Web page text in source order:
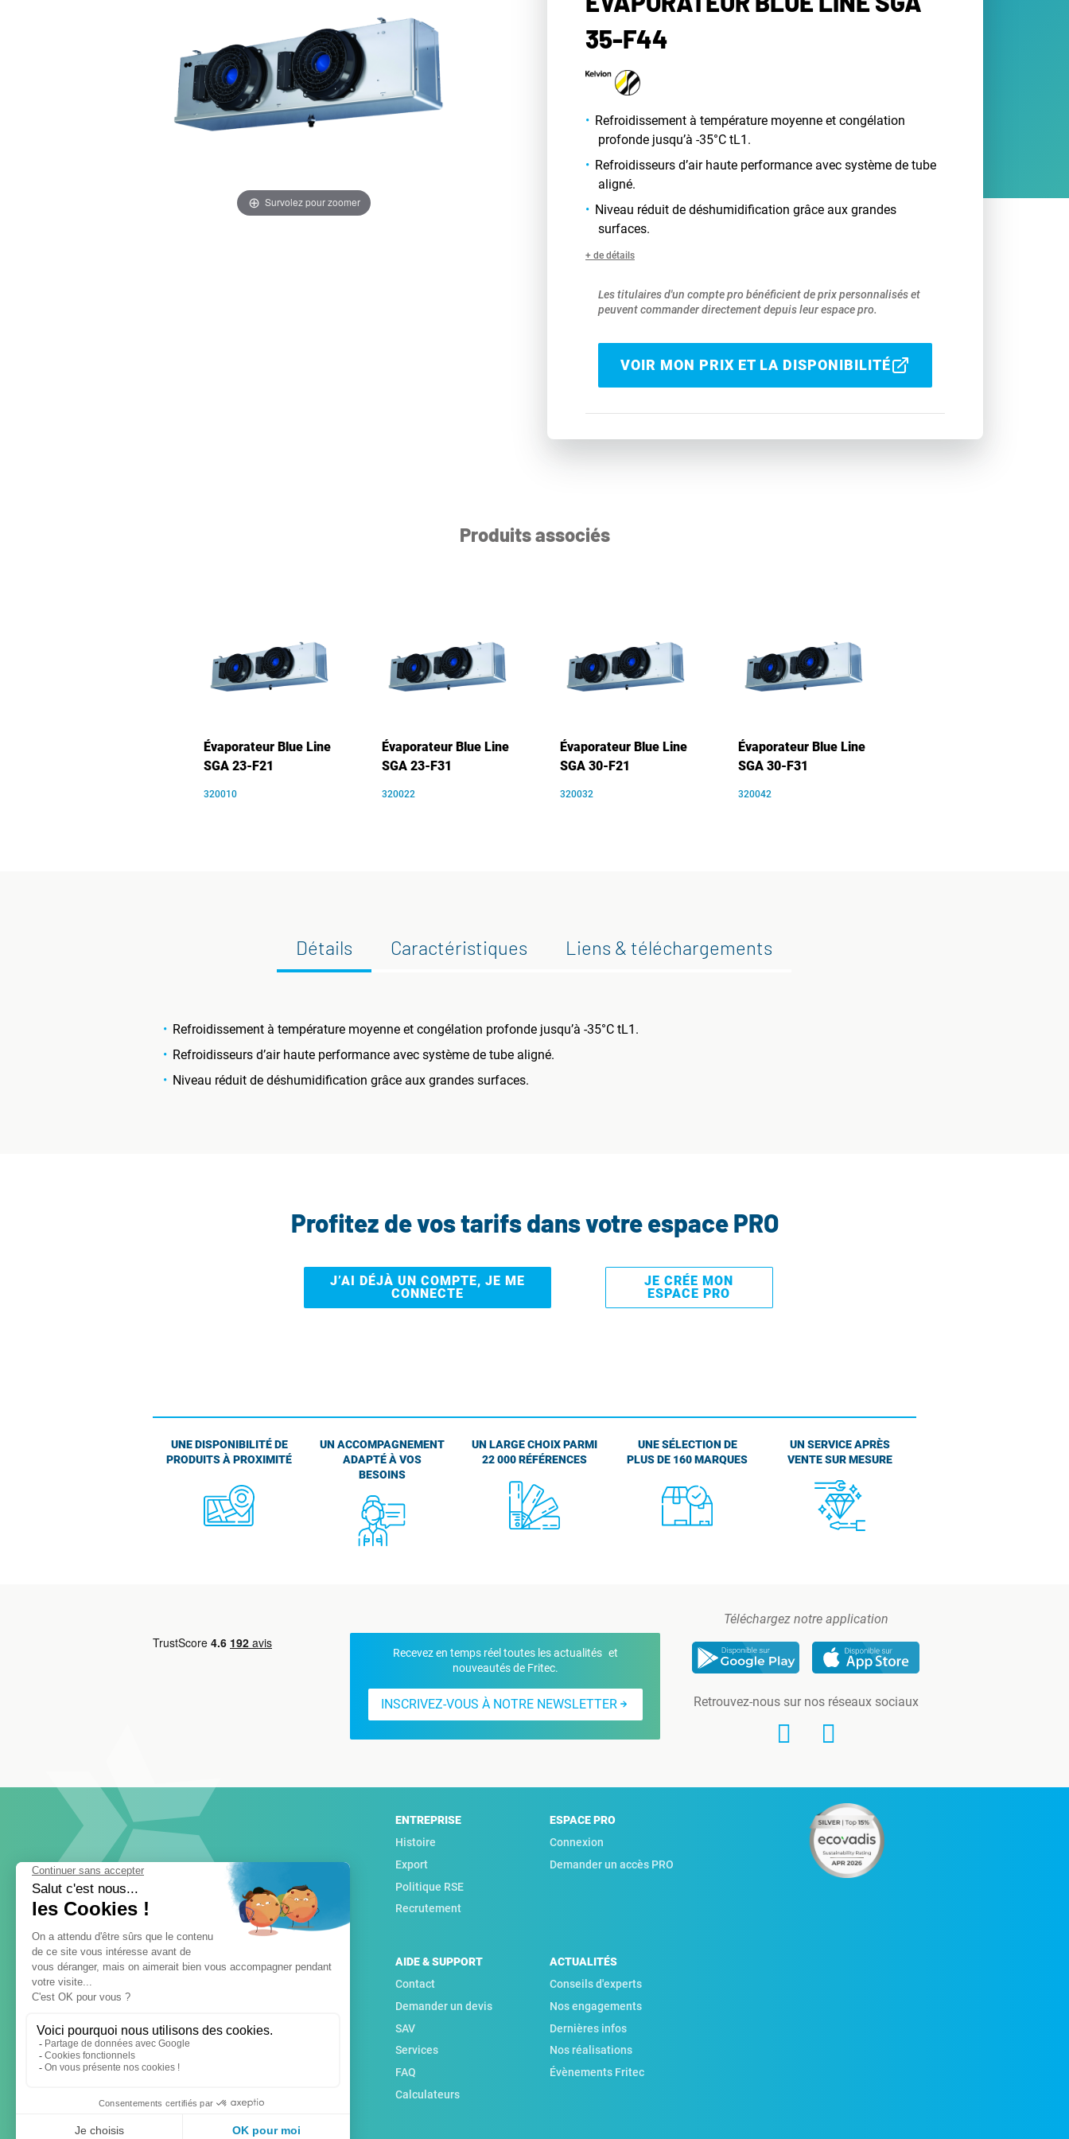
Survolez pour zoomer
35-F44
Refroidissement à température moyenne et congélation
profonde jusqu’à -35°C tL1.
Refroidisseurs d’air haute performance avec système de tube
aligné.
Niveau réduit de déshumidification grâce aux grandes
surfaces.
+ de détails
Les titulaires d'un compte pro bénéficient de prix personnalisés et
peuvent commander directement depuis leur espace pro.
VOIR MON PRIX ET LA DISPONIBILITÉ
Produits associés
Évaporateur Blue Line
SGA 23-F21
320010
Évaporateur Blue Line
SGA 23-F31
320022
Évaporateur Blue Line
SGA 30-F21
320032
Évaporateur Blue Line
SGA 30-F31
320042
Détails Caractéristiques Liens & téléchargements
Refroidissement à température moyenne et congélation profonde jusqu’à -35°C tL1.
Refroidisseurs d’air haute performance avec système de tube aligné.
Niveau réduit de déshumidification grâce aux grandes surfaces.
Profitez de vos tarifs dans votre espace PRO
J’AI DÉJÀ UN COMPTE, JE ME
CONNECTE
JE CRÉE MON
ESPACE PRO
UNE DISPONIBILITÉ DE
PRODUITS À PROXIMITÉ
UN ACCOMPAGNEMENT
ADAPTÉ À VOS
BESOINS
UN LARGE CHOIX PARMI
22 000 RÉFÉRENCES
UNE SÉLECTION DE
PLUS DE 160 MARQUES
UN SERVICE APRÈS
VENTE SUR MESURE
Recevez en temps réel toutes les actualités et
nouveautés de Fritec.
INSCRIVEZ-VOUS À NOTRE NEWSLETTER
Téléchargez notre application
Retrouvez-nous sur nos réseaux sociaux
ENTREPRISE
Histoire
Export
Politique RSE
Recrutement
ESPACE PRO
Connexion
Demander un accès PRO
AIDE & SUPPORT
Contact
Demander un devis
SAV
Services
FAQ
Calculateurs
ACTUALITÉS
Conseils d'experts
Nos engagements
Dernières infos
Nos réalisations
Évènements Fritec